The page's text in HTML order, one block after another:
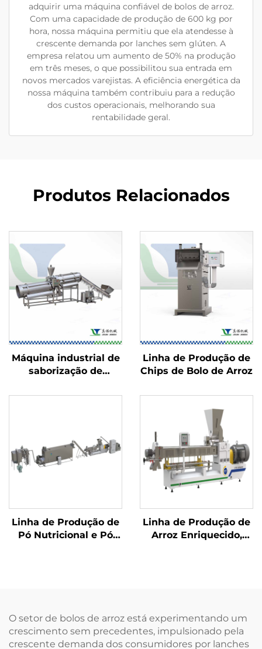
adquirir uma máquina confiável de bolos de arroz.
Com uma capacidade de produção de 600 kg por
hora, nossa máquina permitiu que ela atendesse à
crescente demanda por lanches sem glúten. A
empresa relatou um aumento de 50% na produção
em três meses, o que possibilitou sua entrada em
novos mercados varejistas. A eficiência energética da
nossa máquina também contribuiu para a redução
dos custos operacionais, melhorando sua
rentabilidade geral.
Produtos Relacionados
Máquina industrial de
saborização de
Linha de Produção de
Chips de Bolo de Arroz
Linha de Produção de
Pó Nutricional e Pó
Linha de Produção de
Arroz Enriquecido,
O setor de bolos de arroz está experimentando um
crescimento sem precedentes, impulsionado pela
crescente demanda dos consumidores por lanches